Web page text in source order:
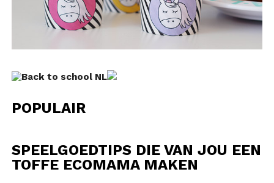
POPULAIR
SPEELGOEDTIPS DIE VAN JOU EEN
TOFFE ECOMAMA MAKEN